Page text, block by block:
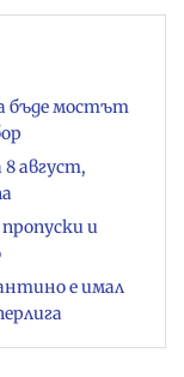
бъде мостът
август,
и
е имал